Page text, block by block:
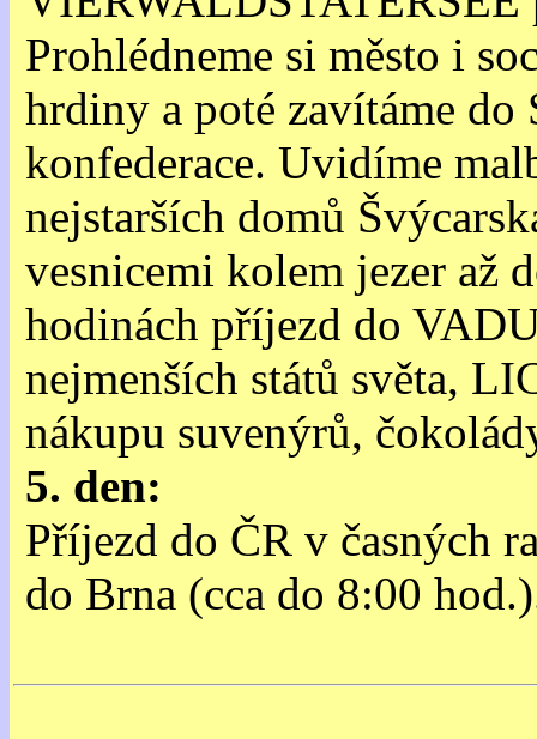
Prohlédneme si město i
hrdiny a poté zavítáme
konfederace. Uvidíme
nejstarších domů
vesnicemi kolem jezer až
hodinách příjezd do
nejmenších států světa,
nákupu suvenýrů,
5. den:
Příjezd do ČR v časných
do Brna (cca do 8:00